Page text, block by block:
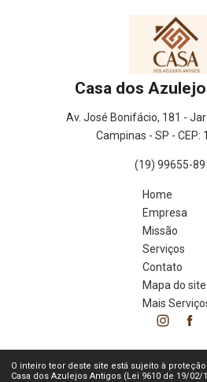
Casa dos
Av. José Bonifácio, 181 -
Campinas - SP - CEP:
(19) 99655-
Home
Empresa
Missão
Serviços
Contato
Mapa do site
Mais
O inteiro teor deste site está sujeito à
Casa dos Azulejos Antigos (Lei 9610 de 19/02/